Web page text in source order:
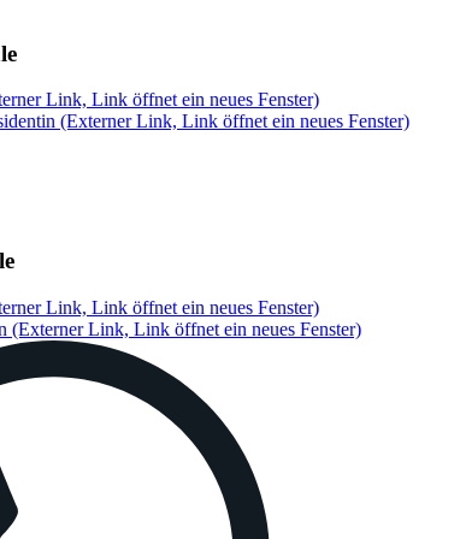
Link, Link öffnet ein neues Fenster)
(Externer Link, Link öffnet ein neues Fenster)
Link, Link öffnet ein neues Fenster)
(Externer Link, Link öffnet ein neues Fenster)